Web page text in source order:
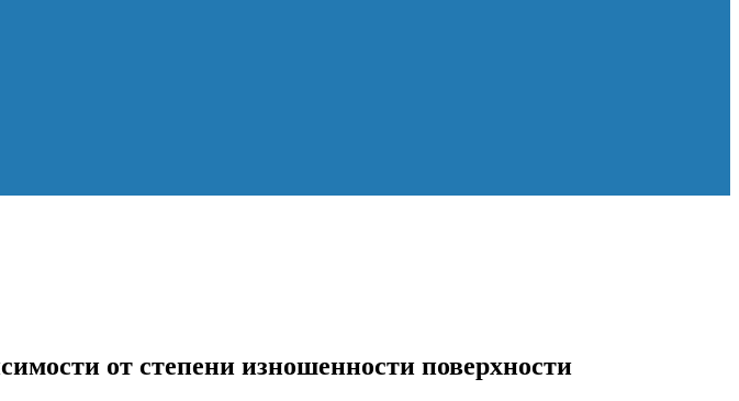
от степени изношенности поверхности